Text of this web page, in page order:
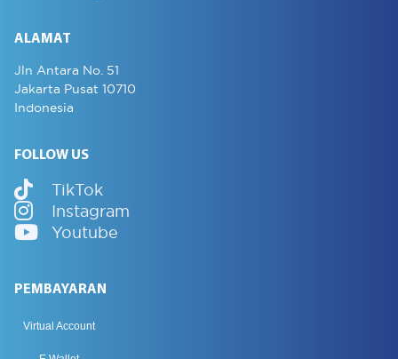
ALAMAT
Jln Antara No. 51
Jakarta Pusat 10710
Indonesia
FOLLOW US
TikTok
Instagram
Youtube
PEMBAYARAN
Virtual Account